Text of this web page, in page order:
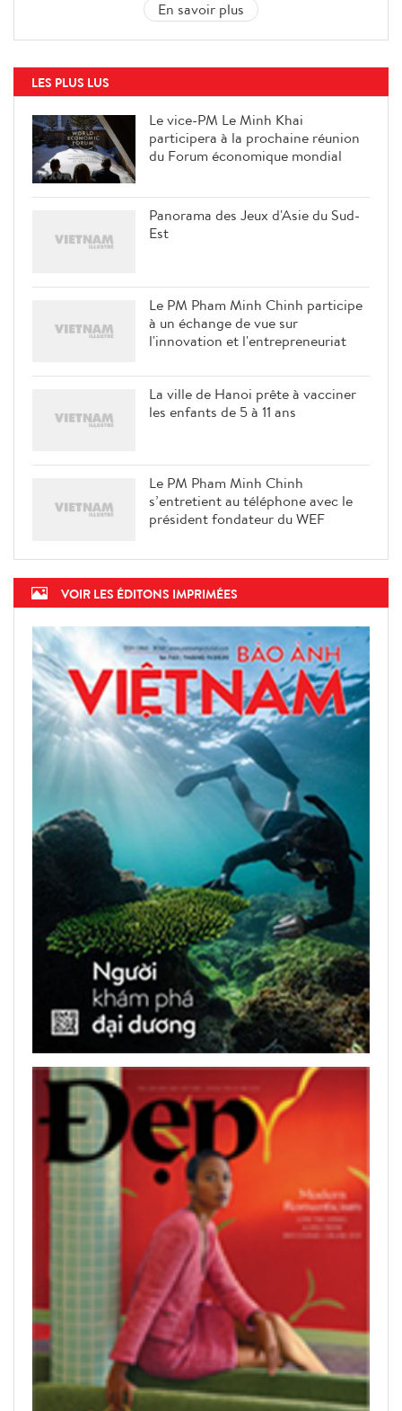
En savoir plus
LES PLUS LUS
Le vice-PM Le Minh Khai
participera à la prochaine réunion
du Forum économique mondial
Panorama des Jeux d'Asie du Sud-
Est
Le PM Pham Minh Chinh participe
à un échange de vue sur
l'innovation et l'entrepreneuriat
La ville de Hanoi prête à vacciner
les enfants de 5 à 11 ans
Le PM Pham Minh Chinh
s’entretient au téléphone avec le
président fondateur du WEF
VOIR LES ÉDITONS IMPRIMÉES